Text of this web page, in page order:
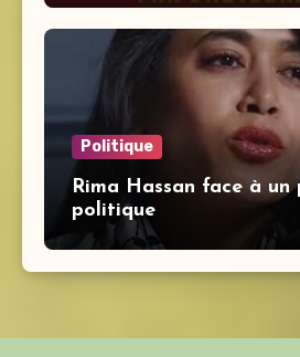
Politique
Rima Hassan face à un
politique